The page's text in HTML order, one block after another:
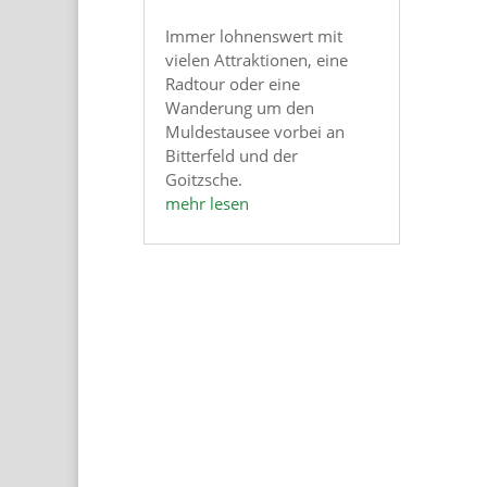
Immer lohnenswert mit
vielen Attraktionen, eine
Radtour oder eine
Wanderung um den
Muldestausee vorbei an
Bitterfeld und der
Goitzsche.
mehr lesen